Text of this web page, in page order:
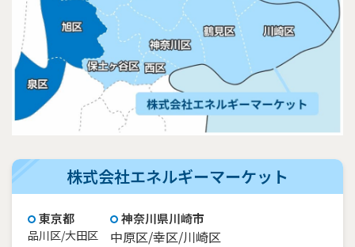
株式会社エネルギーマーケット
東京都
品川区/大田区
神奈川県川崎市
中原区/幸区/川崎区